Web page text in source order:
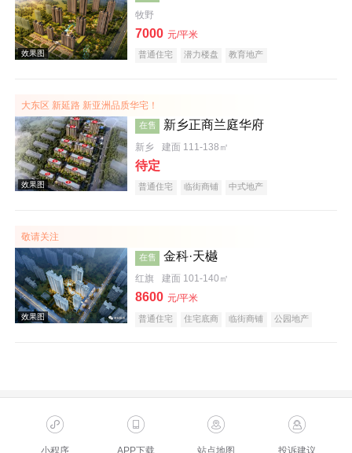
效果图
牧野
7000 元/平米
普通住宅 潜力楼盘 教育地产
大东区 新延路 新亚洲品质华宅！
在售 新乡正商兰庭华府
新乡 建面 111-138㎡
待定
普通住宅 临街商铺 中式地产
敬请关注
在售 金科·天樾
红旗 建面 101-140㎡
8600 元/平米
普通住宅 住宅底商 临街商铺
公园地产